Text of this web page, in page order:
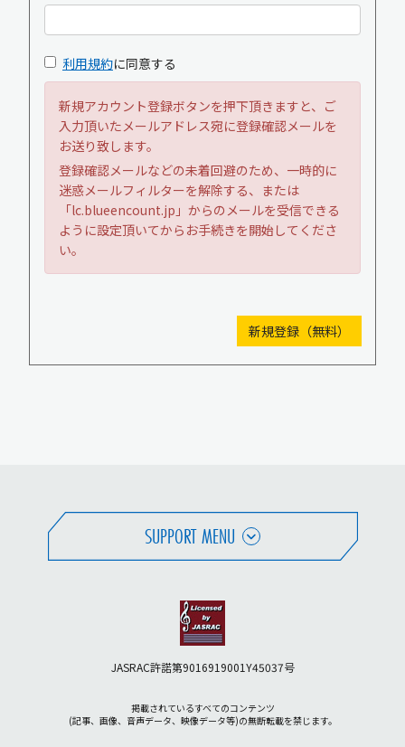
利用規約に同意する
新規アカウント登録ボタンを押下頂きますと、ご
入力頂いたメールアドレス宛に登録確認メールを
お送り致します。
登録確認メールなどの未着回避のため、一時的に
迷惑メールフィルターを解除する、または
「lc.blueencount.jp」からのメールを受信できる
ように設定頂いてからお手続きを開始してくださ
い。
SUPPORT MENU
JASRAC許諾第9016919001Y45037号
掲載されているすべてのコンテンツ
(記事、画像、音声データ、映像データ等)の無断転載を禁じます。